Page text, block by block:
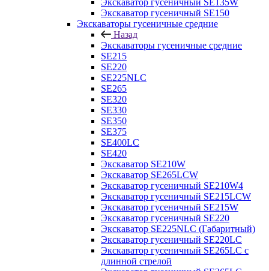
Экскаватор гусеничный SE135W
Экскаватор гусеничный SE150
Экскаваторы гусеничные средние
Назад
Экскаваторы гусеничные средние
SE215
SE220
SE225NLC
SE265
SE320
SE330
SE350
SE375
SE400LC
SE420
Экскаватор SE210W
Экскаватор SE265LCW
Экскаватор гусеничный SE210W4
Экскаватор гусеничный SE215LCW
Экскаватор гусеничный SE215W
Экскаватор гусеничный SE220
Экскаватор SE225NLC (Габаритный)
Экскаватор гусеничный SE220LC
Экскаватор гусеничный SE265LC с
длинной стрелой